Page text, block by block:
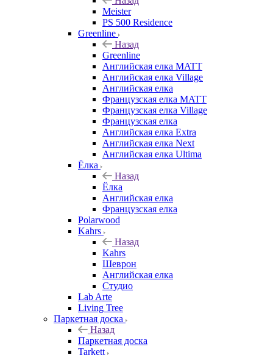
Meister
PS 500 Residence
Greenline
Назад
Greenline
Английская елка MATT
Английская елка Village
Английская елка
Французская елка MATT
Французская елка Village
Французская елка
Английская елка Extra
Английская елка Next
Английская елка Ultima
Ёлка
Назад
Ёлка
Английская елка
Французская елка
Polarwood
Kahrs
Назад
Kahrs
Шеврон
Английская елка
Студио
Lab Arte
Living Tree
Паркетная доска
Назад
Паркетная доска
Tarkett